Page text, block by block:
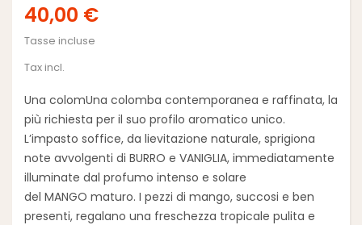
40,00 €
Tasse incluse
Tax incl.
Una colomUna colomba contemporanea e raffinata, la
più richiesta per il suo profilo aromatico unico.
L’impasto soffice, da lievitazione naturale, sprigiona
note avvolgenti di BURRO e VANIGLIA, immediatamente
illuminate dal profumo intenso e solare
del MANGO maturo. I pezzi di mango, succosi e ben
presenti, regalano una freschezza tropicale pulita e